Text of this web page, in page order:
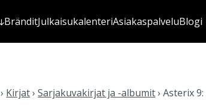
BränditJulkaisukalenteriAsiakaspalveluBlogi
› Kirjat›Sarjakuvakirjat ja -albumit›Asterix